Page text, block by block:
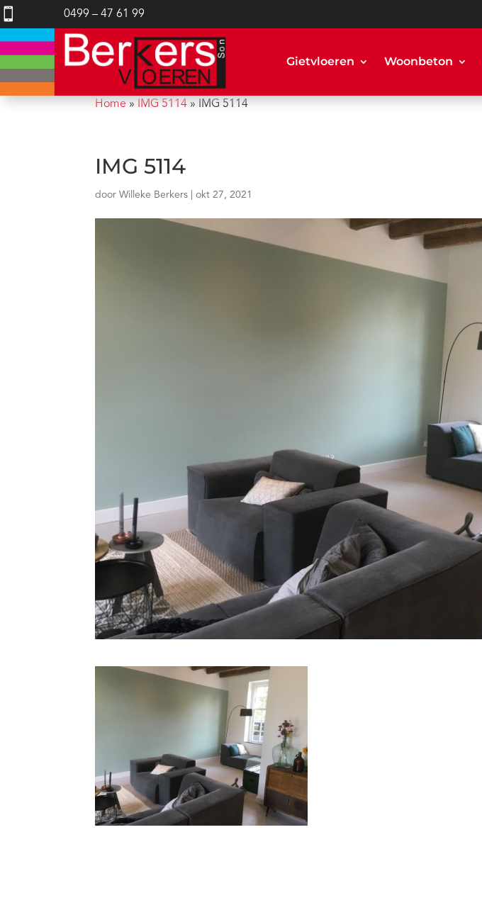
 0499 – 47 61 99
Gietvloeren Woonbeton
Home » IMG 5114 » IMG 5114
IMG 5114
doorWilleke Berkers |okt 27, 2021